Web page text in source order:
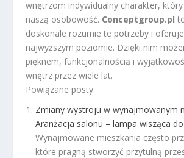
wnętrzom indywidualny charakter,
naszą osobowość. Conceptgroup.pl
doskonale rozumie te potrzeby i oferuje
najwyższym poziomie. Dzięki nim
pięknem, funkcjonalnością i
wnętrz przez wiele lat.
Powiązane posty:
Zmiany wystroju w wynajmowanym
Aranżacja salonu – lampa wisząca
Wynajmowane mieszkania często
które pragną stworzyć przytulną